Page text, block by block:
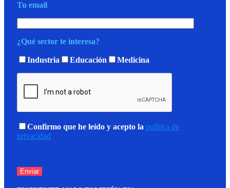
Tu email
¿Qué sector te interesa?
Industria Educación Medicina
Confirmo que he leído y acepto la política de
privacidad